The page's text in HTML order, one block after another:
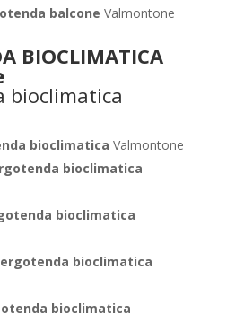
balcone Valmontone
BIOCLIMATICA
bioclimatica Valmontone
bioclimatica
bioclimatica
bioclimatica
bioclimatica